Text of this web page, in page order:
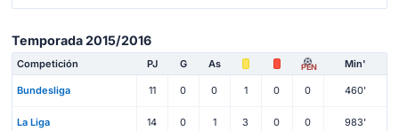
Temporada 2015/2016
Competición PJ G As PEN Min'
Bundesliga 11 0 0 1 0 0 460'
La Liga 14 0 1 3 0 0 983'